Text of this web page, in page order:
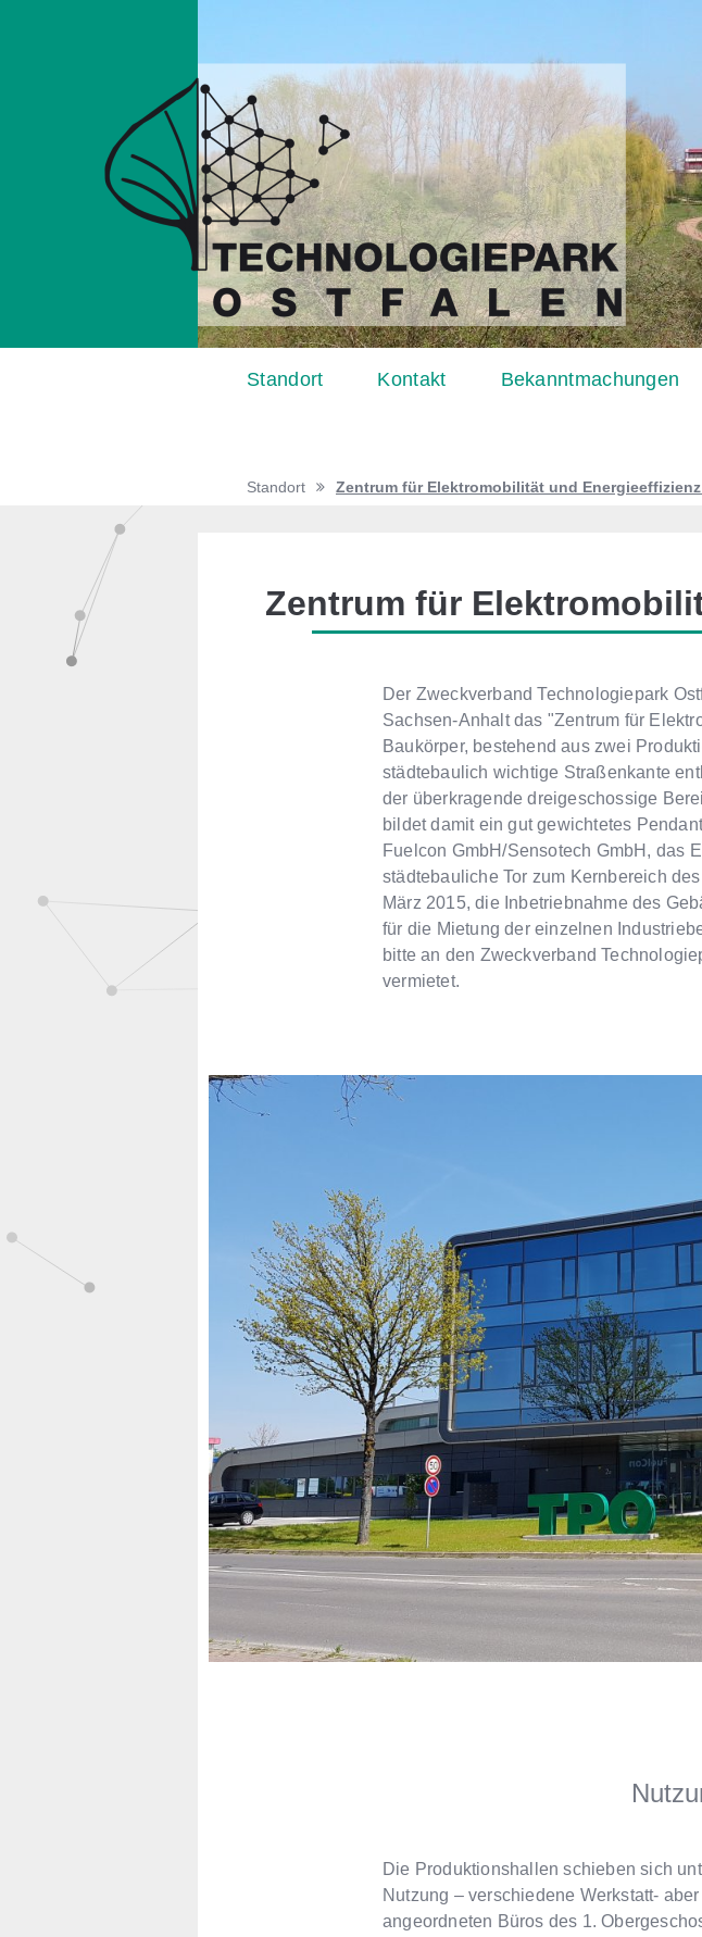
Standort Kontakt Bekanntmachungen
Standort Zentrum für Elektromobilität und Energieeffizienz
Zentrum für
Der Zweckverband Technologiepark
Sachsen-Anhalt das "Zentrum für
Baukörper, bestehend aus zwei
städtebaulich wichtige Straßenkante
der überkragende dreigeschossige
bildet damit ein gut gewichtetes
Fuelcon GmbH/Sensotech GmbH, das
städtebauliche Tor zum Kernbereich
März 2015, die Inbetriebnahme des
für die Mietung der einzelnen
bitte an den Zweckverband
vermietet.
Die Produktionshallen schieben sich
Nutzung – verschiedene Werkstatt-
angeordneten Büros des 1.